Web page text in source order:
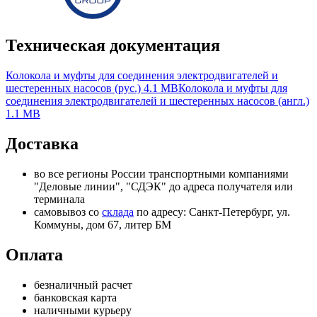
Техническая документация
Колокола и муфты для соединения электродвигателей и
шестеренных насосов (рус.) 4.1 MBКолокола и муфты для
соединения электродвигателей и шестеренных насосов (англ.)
1.1 MB
Доставка
во все регионы России транспортными компаниями
"Деловые линии", "СДЭК" до адреса получателя или
терминала
самовывоз со склада по адресу: Санкт-Петербург, ул.
Коммуны, дом 67, литер БМ
Оплата
безналичный расчет
банковская карта
наличными курьеру